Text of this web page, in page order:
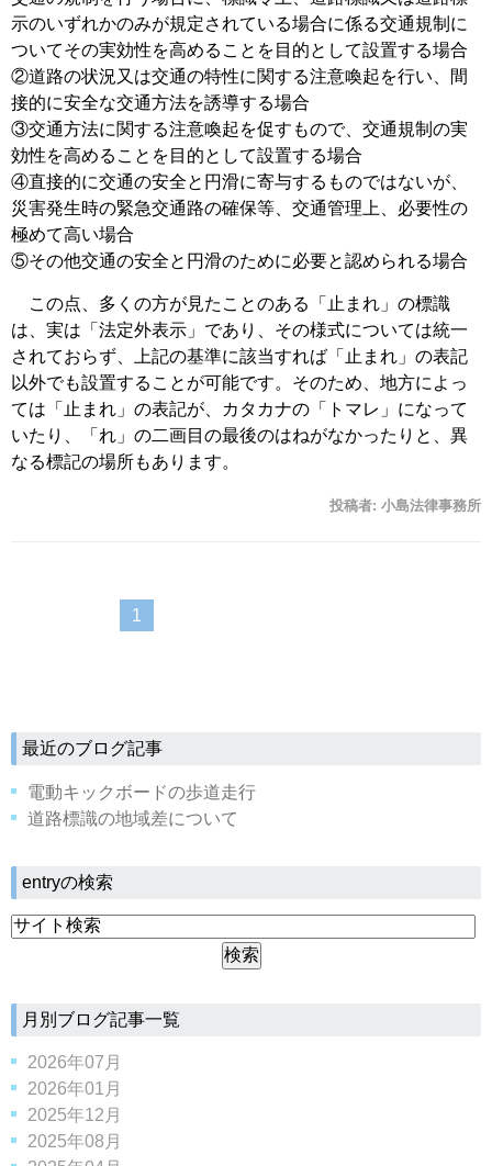
示のいずれかのみが規定されている場合に係る交通規制に
ついてその実効性を高めることを目的として設置する場合
②道路の状況又は交通の特性に関する注意喚起を行い、間
接的に安全な交通方法を誘導する場合
③交通方法に関する注意喚起を促すもので、交通規制の実
効性を高めることを目的として設置する場合
④直接的に交通の安全と円滑に寄与するものではないが、
災害発生時の緊急交通路の確保等、交通管理上、必要性の
極めて高い場合
⑤その他交通の安全と円滑のために必要と認められる場合
この点、多くの方が見たことのある「止まれ」の標識
は、実は「法定外表示」であり、その様式については統一
されておらず、上記の基準に該当すれば「止まれ」の表記
以外でも設置することが可能です。そのため、地方によっ
ては「止まれ」の表記が、カタカナの「トマレ」になって
いたり、「れ」の二画目の最後のはねがなかったりと、異
なる標記の場所もあります。
投稿者: 小島法律事務所
1
最近のブログ記事
電動キックボードの歩道走行
道路標識の地域差について
entryの検索
月別ブログ記事一覧
2026年07月
2026年01月
2025年12月
2025年08月